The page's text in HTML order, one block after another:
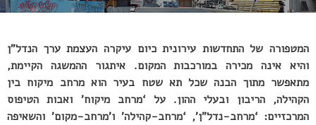
המטפורה של התחדשות עירונית כיום עיקרה העצמת ערך הנדל”ן
והיא אינה מכירה במורכבות המקום. איתגור ההמשגה הקיימת,
מתאפשר מתוך הבנה שכל תא שטח בעיר הוא מרחב מיקוח בין
הקהילה, הריבון ובעלי ההון. על ‘מרחב מיקוח’ ואבות הטיפוס
המרכזיים: ‘מרחב-נדל”ן’, ‘מרחב-קהילה’ ו’מרחב-מקום’ והשאיפה